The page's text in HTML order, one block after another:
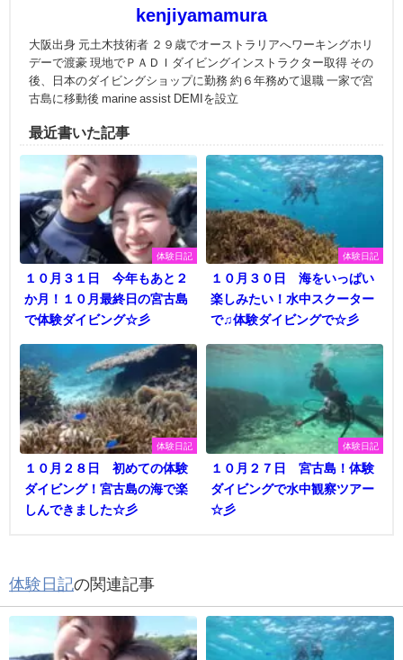
kenjiyamamura
大阪出身 元土木技術者 ２９歳でオーストラリアへワーキングホリ
デーで渡豪 現地でＰＡＤＩダイビングインストラクター取得 その
後、日本のダイビングショップに勤務 約６年務めて退職 一家で宮
古島に移動後 marine assist DEMIを設立
最近書いた記事
体験日記
１０月３１日 今年もあと２
か月！１０月最終日の宮古島
で体験ダイビング☆彡
体験日記
１０月３０日 海をいっぱい
楽しみたい！水中スクーター
で♫体験ダイビングで☆彡
体験日記
１０月２８日 初めての体験
ダイビング！宮古島の海で楽
しんできました☆彡
体験日記
１０月２７日 宮古島！体験
ダイビングで水中観察ツアー
☆彡
体験日記の関連記事